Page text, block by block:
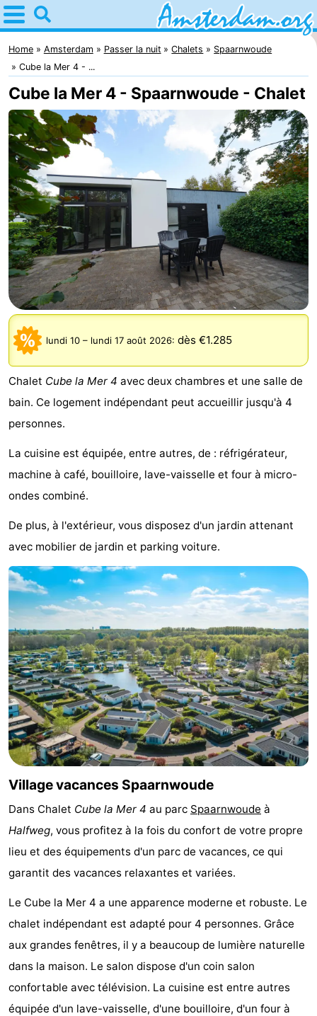
Home
Amsterdam
Itinéraires
Avec
les
enfants
Jeunes
adultes
Gratuitement
Passer
la
nuit
Appartements
Campings
Chambre
d'hôtes
Chaumières
-
Het
Amsterdamse
Bos
-
Spaarnwoude
Hôtels
Last
minutes
Musées
Attractions
à
faire
Lieux
d'intérêt
-
Musées
-
Monuments
-
Églises
-
Points
de
vue
Attractions
-
Croisières
-
Experiences
Villages
&
villes
Visites
guidées
Sports
-
Faire
du
-
Randonnée
Divertissement
Home Amsterdam Passer la nuit Chalets
Spaarnwoude
Cube la Mer 4 - ...
Cube la Mer 4 - Spaarnwoude - Chalet
lundi 10 – lundi 17 août 2026: dès €1.285
Chalet Cube la Mer 4 avec deux chambres et une salle de
bain. Ce logement indépendant peut accueillir jusqu'à 4
personnes.
La cuisine est équipée, entre autres, de : réfrigérateur,
machine à café, bouilloire, lave-vaisselle et four à micro-
ondes combiné.
De plus, à l'extérieur, vous disposez d'un jardin attenant
avec mobilier de jardin et parking voiture.
Village vacances Spaarnwoude
Dans Chalet Cube la Mer 4 au parc Spaarnwoude à
Halfweg, vous profitez à la fois du confort de votre propre
lieu et des équipements d'un parc de vacances, ce qui
garantit des vacances relaxantes et variées.
Le Cube la Mer 4 a une apparence moderne et robuste. Le
chalet indépendant est adapté pour 4 personnes. Grâce
aux grandes fenêtres, il y a beaucoup de lumière naturelle
dans la maison. Le salon dispose d'un coin salon
confortable avec télévision. La cuisine est entre autres
équipée d'un lave-vaisselle, d'une bouilloire, d'un four à